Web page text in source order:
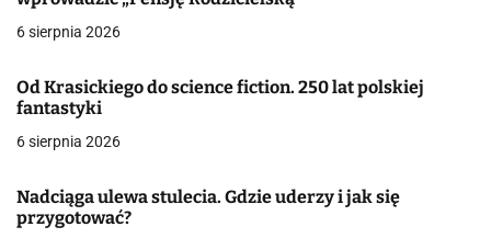
c
a
w
i
6 sierpnia 2026
Od Krasickiego do science fiction. 250 lat polskiej
fantastyki
6 sierpnia 2026
Nadciąga ulewa stulecia. Gdzie uderzy i jak się
przygotować?